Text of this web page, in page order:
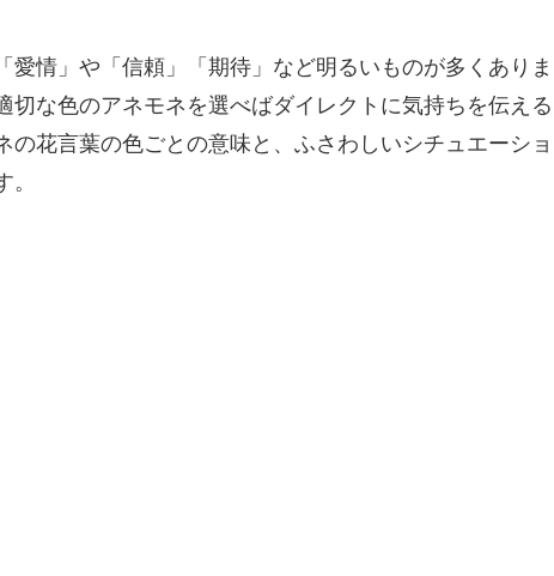
愛情」や「信頼」「期待」など明るいものが多くありま
な色のアネモネを選べばダイレクトに気持ちを伝える
花言葉の色ごとの意味と、ふさわしいシチュエーショ